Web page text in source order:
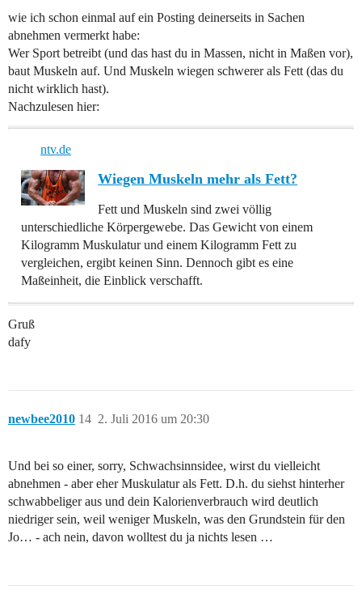
wie ich schon einmal auf ein Posting deinerseits in Sachen
abnehmen vermerkt habe:
Wer Sport betreibt (und das hast du in Massen, nicht in Maßen vor),
baut Muskeln auf. Und Muskeln wiegen schwerer als Fett (das du
nicht wirklich hast).
Nachzulesen hier:
ntv.de
Wiegen Muskeln mehr als Fett?
Fett und Muskeln sind zwei völlig
unterschiedliche Körpergewebe. Das Gewicht von einem
Kilogramm Muskulatur und einem Kilogramm Fett zu
vergleichen, ergibt keinen Sinn. Dennoch gibt es eine
Maßeinheit, die Einblick verschafft.
Gruß
dafy
newbee2010 2. Juli 2016 um 20:30
14
Und bei so einer, sorry, Schwachsinnsidee, wirst du vielleicht
abnehmen - aber eher Muskulatur als Fett. D.h. du siehst hinterher
schwabbeliger aus und dein Kalorienverbrauch wird deutlich
niedriger sein, weil weniger Muskeln, was den Grundstein für den
Jo… - ach nein, davon wolltest du ja nichts lesen …